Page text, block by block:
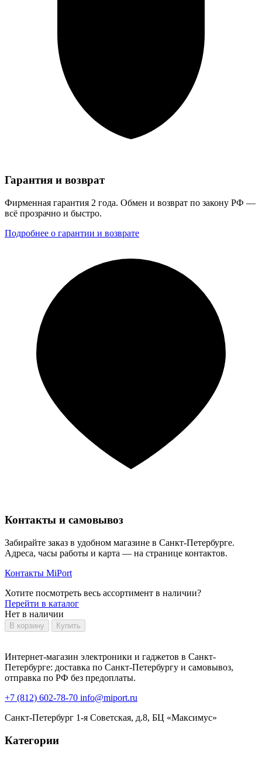
Гарантия и возврат
Фирменная гарантия 2 года. Обмен и возврат по закону РФ —
всё прозрачно и быстро.
Подробнее о гарантии и возврате
Контакты и самовывоз
Забирайте заказ в удобном магазине в Санкт-Петербурге.
Адреса, часы работы и карта — на странице контактов.
Контакты MiPort
Хотите посмотреть весь ассортимент в наличии?
Перейти в каталог
Нет в наличии
В корзину Купить
Интернет-магазин электроники и гаджетов в Санкт-
Петербурге: доставка по Санкт-Петербургу и самовывоз,
отправка по РФ без предоплаты.
+7 (812) 602-78-70 info@miport.ru
Санкт-Петербург 1-я Советская, д.8, БЦ «Максимус»
Категории